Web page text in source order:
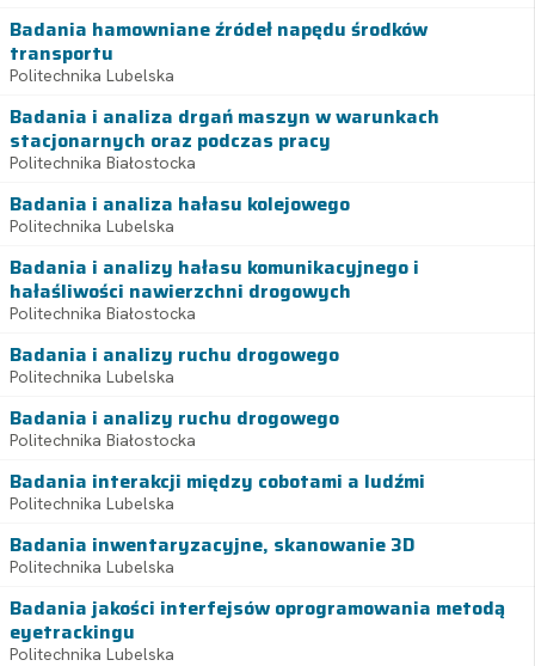
Badania hamowniane źródeł napędu środków
transportu
Politechnika Lubelska
Badania i analiza drgań maszyn w warunkach
stacjonarnych oraz podczas pracy
Politechnika Białostocka
Badania i analiza hałasu kolejowego
Politechnika Lubelska
Badania i analizy hałasu komunikacyjnego i
hałaśliwości nawierzchni drogowych
Politechnika Białostocka
Badania i analizy ruchu drogowego
Politechnika Lubelska
Badania i analizy ruchu drogowego
Politechnika Białostocka
Badania interakcji między cobotami a ludźmi
Politechnika Lubelska
Badania inwentaryzacyjne, skanowanie 3D
Politechnika Lubelska
Badania jakości interfejsów oprogramowania metodą
eyetrackingu
Politechnika Lubelska